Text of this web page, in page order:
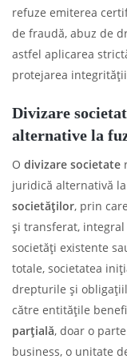
refuze emiterea
de fraudă, abuz de
astfel aplicarea
protejarea
Divizare
alternative la
O divizare societate
juridică alternativă la
societăților, prin
și transferat,
societăți existente
totale, societatea
drepturile și
către entitățile
parțială, doar o
business, o unitate